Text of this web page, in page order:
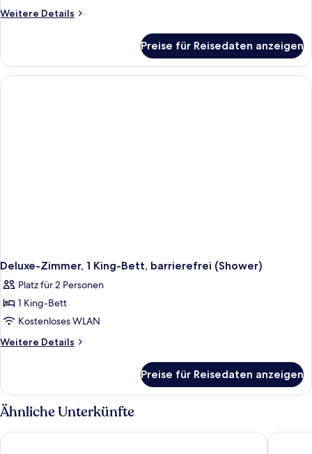
Weitere Details
Weitere
Balkon
Preise für Reisedaten anzeigen
Deluxe-Zimmer, 1 King-Bett, barrierefrei (Shower)
Platz für 2 Personen
1 King-Bett
Kostenloses WLAN
Weitere Details
Weitere
Zimmer,
1 King-
Bett,
(Shower)
Preise für Reisedaten anzeigen
Ähnliche Unterkünfte
Fraser Suites Hamburg